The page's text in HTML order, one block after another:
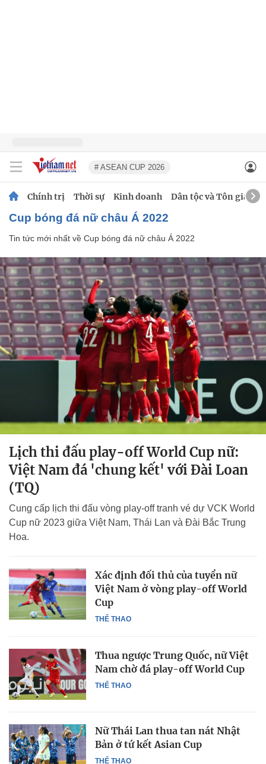
# ASEAN CUP 2026
Chính trị Thời sự Kinh doanh Dân tộc và Tôn giáo
Cup bóng đá nữ châu Á 2022
Tin tức mới nhất về Cup bóng đá nữ châu Á 2022
Lịch thi đấu play-off World Cup nữ:
Việt Nam đá 'chung kết' với Đài Loan
(TQ)
Cung cấp lịch thi đấu vòng play-off tranh vé dự VCK World
Cup nữ 2023 giữa Việt Nam, Thái Lan và Đài Bắc Trung
Hoa.
THỂ THAO
Xác định đối thủ của tuyển nữ
Việt Nam ở vòng play-off World
Cup
THỂ THAO
Thua ngược Trung Quốc, nữ Việt
Nam chờ đá play-off World Cup
THỂ THAO
Nữ Thái Lan thua tan nát Nhật
Bản ở tứ kết Asian Cup